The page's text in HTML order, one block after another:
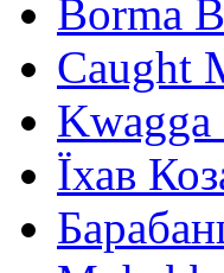
Borma
Caught
Їхав